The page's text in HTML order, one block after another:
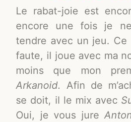
Le rabat-joie est
encore une fois je
tendre avec un jeu. Ce
faute, il joue avec ma
moins que mon
Arkanoid. Afin de
se doit, il le mix avec
Oui, je vous jure